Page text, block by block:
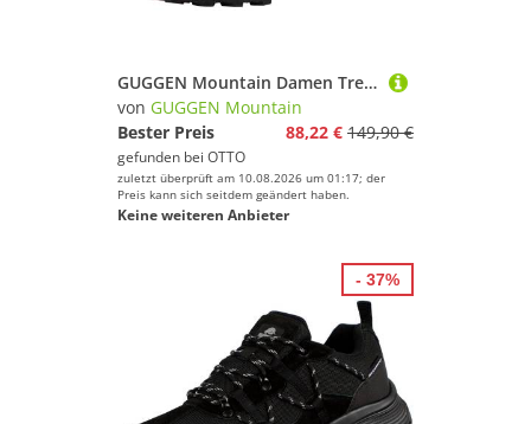
GUGGEN Mountain Damen Trekkingschuhe Frauen Wanderschuhe Walkingschuhe Outdoorschuhe Wanderschuh Outdoor, Echleder, Trailrunning, Berglauf, Spazieren, Walking
von GUGGEN Mountain
Bester Preis
88,22 € 149,90 €
gefunden bei OTTO
zuletzt überprüft am 10.08.2026 um 01:17; der
Preis kann sich seitdem geändert haben.
Keine weiteren Anbieter
- 37%